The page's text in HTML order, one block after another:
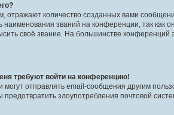
количество созданных вами
званий на конференции, так
своё звание. На большинстве
требуют войти на конференцию!
могут отправлять email-сообщения другим
предотвратить злоупотребления почтовой